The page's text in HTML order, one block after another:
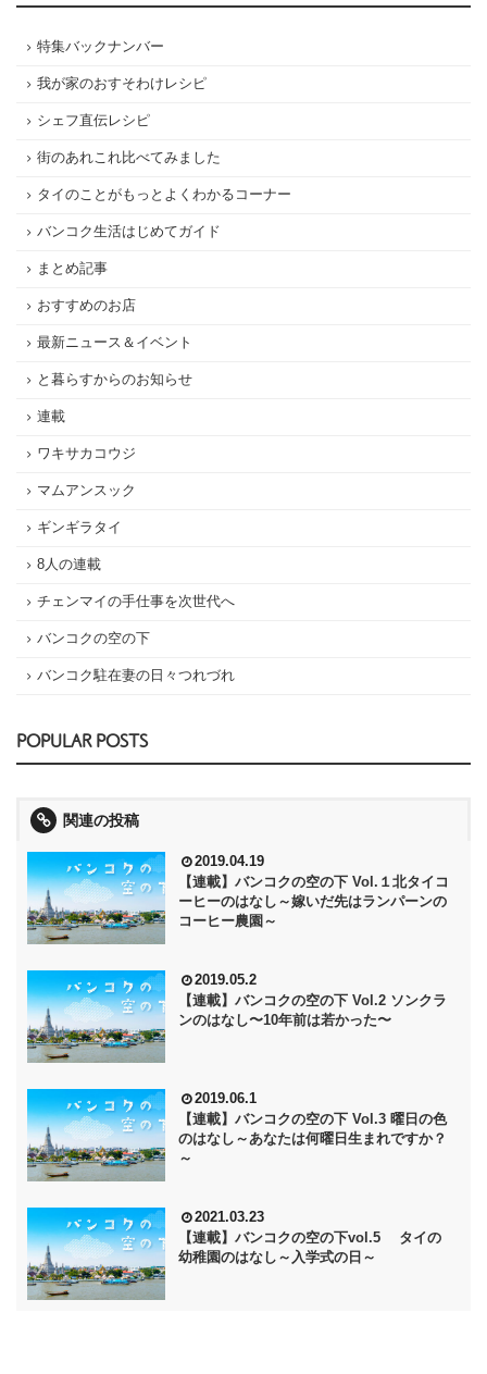
特集バックナンバー
我が家のおすそわけレシピ
シェフ直伝レシピ
街のあれこれ比べてみました
タイのことがもっとよくわかるコーナー
バンコク生活はじめてガイド
まとめ記事
おすすめのお店
最新ニュース＆イベント
と暮らすからのお知らせ
連載
ワキサカコウジ
マムアンスック
ギンギラタイ
8人の連載
チェンマイの手仕事を次世代へ
バンコクの空の下
バンコク駐在妻の日々つれづれ
POPULAR POSTS
関連の投稿
2019.04.19
【連載】バンコクの空の下 Vol.１北タイコ
ーヒーのはなし～嫁いだ先はランパーンの
コーヒー農園～
2019.05.2
【連載】バンコクの空の下 Vol.2 ソンクラ
ンのはなし〜10年前は若かった〜
2019.06.1
【連載】バンコクの空の下 Vol.3 曜日の色
のはなし～あなたは何曜日生まれですか？
～
2021.03.23
【連載】バンコクの空の下vol.5 タイの
幼稚園のはなし～入学式の日～